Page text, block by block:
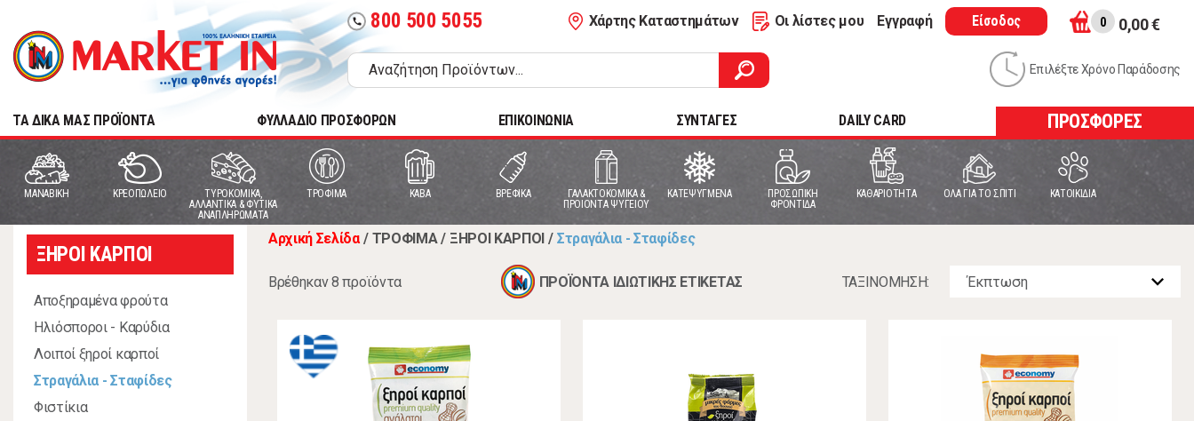
call 800 500 5055 Χάρτης Καταστημάτων Οι λίστες μου Εγγραφή Είσοδος 0 0,00 €
Επιλέξτε Χρόνο Παράδοσης
TA ΔΙΚΑ ΜΑΣ ΠΡΟΪΟΝΤΑ ΦΥΛΛΑΔΙΟ ΠΡΟΣΦΟΡΩΝ ΕΠΙΚΟΙΝΩΝΙΑ ΣΥΝΤΑΓΕΣ DAILY CARD ΠΡΟΣΦΟΡΕΣ
MANABIKH ΚΡΕΟΠΩΛΕΙΟ
ΤΥΡΟΚΟΜΙΚΑ,
ΑΛΛΑΝΤΙΚΑ & ΦΥΤΙΚΑ
ΑΝΑΠΛΗΡΩΜΑΤΑ
ΤΡΟΦΙΜΑ ΚΑΒΑ ΒΡΕΦΙΚΑ
ΓΑΛΑΚΤΟΚΟΜΙΚΑ &
ΠΡΟΙΟΝΤΑ ΨΥΓΕΙΟΥ
ΚΑΤΕΨΥΓΜΕΝΑ
ΠΡΟΣΩΠΙΚΗ
ΦΡΟΝΤΙΔΑ
ΚΑΘΑΡΙΟΤΗΤΑ ΟΛΑ ΓΙΑ ΤΟ ΣΠΙΤΙ ΚΑΤΟΙΚΙΔΙΑ
ΞΗΡΟΙ ΚΑΡΠΟΙ
Αποξηραμένα φρούτα
Ηλιόσποροι - Καρύδια
Λοιποί ξηροί καρποί
Στραγάλια - Σταφίδες
Φιστίκια
Αρχική Σελίδα / ΤΡΟΦΙΜΑ / ΞΗΡΟΙ ΚΑΡΠΟΙ / Στραγάλια - Σταφίδες
Βρέθηκαν 8 προϊόντα ΠΡΟΪΟΝΤΑ ΙΔΙΩΤΙΚΗΣ ΕΤΙΚΕΤΑΣ ΤΑΞΙΝOΜΗΣΗ: